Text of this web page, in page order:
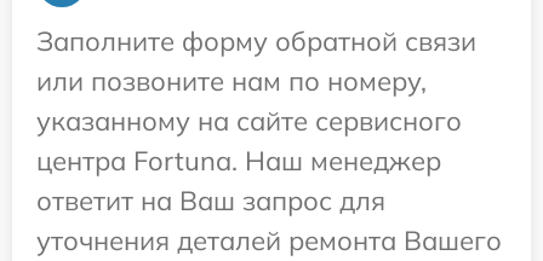
Заполните форму обратной связи
или позвоните нам по номеру,
указанному на сайте сервисного
центра Fortuna. Наш менеджер
ответит на Ваш запрос для
уточнения деталей ремонта Вашего